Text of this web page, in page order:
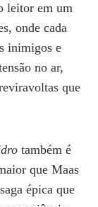
leitor em um
onde cada
inimigos e
no ar,
que
também é
que Maas
épica que